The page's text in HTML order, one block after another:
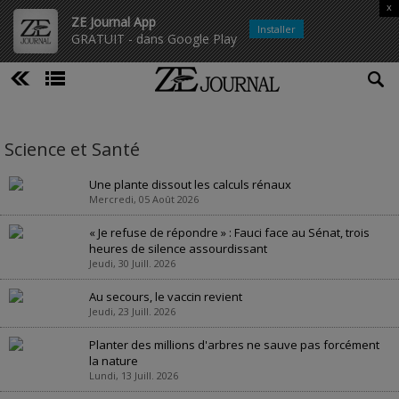
ZE Journal App
GRATUIT - dans Google Play
x
Installer
Science et Santé
Une plante dissout les calculs rénaux
Mercredi, 05 Août 2026
« Je refuse de répondre » : Fauci face au Sénat, trois
heures de silence assourdissant
Jeudi, 30 Juill. 2026
Au secours, le vaccin revient
Jeudi, 23 Juill. 2026
Planter des millions d'arbres ne sauve pas forcément
la nature
Lundi, 13 Juill. 2026